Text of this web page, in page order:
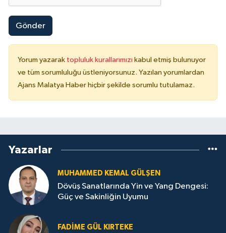
Gönder
Yorum yazarak topluluk kurallarımızı kabul etmiş bulunuyor
ve tüm sorumluluğu üstleniyorsunuz. Yazılan yorumlardan
Ajans Malatya Haber hiçbir şekilde sorumlu tutulamaz.
Yazarlar
MUHAMMED KEMAL GÜLŞEN
Dövüş Sanatlarında Yin ve Yang Dengesi:
Güç ve Sakinliğin Uyumu
FADIME GÜL KIRTEKE